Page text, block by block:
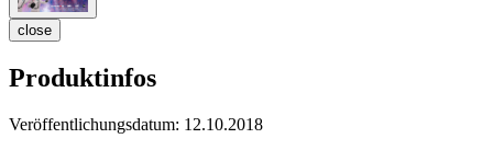
close
Produktinfos
Veröffentlichungsdatum: 12.10.2018